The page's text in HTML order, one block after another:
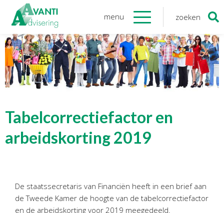
menu zoeken
Organisatie
Onze medewerkers
NOAB gecertificeerd
Sponsoring
Vacatures
Financiele Administratie
Startersbegeleiding
Zoeken
naar:
Tabelcorrectiefactor en
arbeidskorting 2019
De staatssecretaris van Financiën heeft in een brief aan
de Tweede Kamer de hoogte van de tabelcorrectiefactor
en de arbeidskorting voor 2019 meegedeeld.